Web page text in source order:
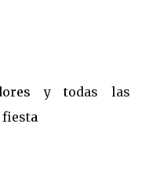
y todas las
fiesta